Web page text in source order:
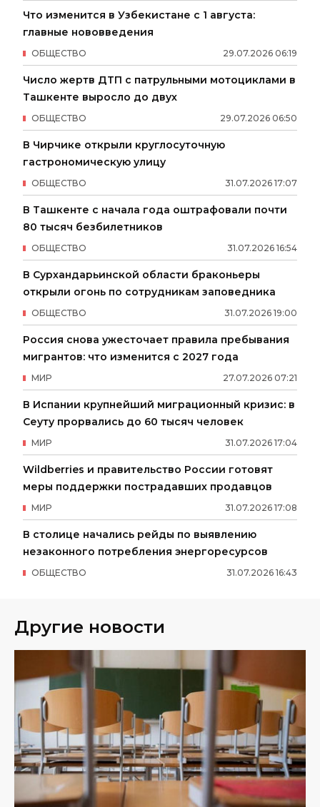
Что изменится в Узбекистане с 1 августа:
главные нововведения
29.07.2026 06:19
ОБЩЕСТВО
Число жертв ДТП с патрульными мотоциклами в
Ташкенте выросло до двух
29.07.2026 06:50
ОБЩЕСТВО
В Чирчике открыли круглосуточную
гастрономическую улицу
31.07.2026 17:07
ОБЩЕСТВО
В Ташкенте с начала года оштрафовали почти
80 тысяч безбилетников
31.07.2026 16:54
ОБЩЕСТВО
В Сурхандарьинской области браконьеры
открыли огонь по сотрудникам заповедника
31.07.2026 19:00
ОБЩЕСТВО
Россия снова ужесточает правила пребывания
мигрантов: что изменится с 2027 года
27.07.2026 07:21
МИР
В Испании крупнейший миграционный кризис: в
Сеуту прорвались до 60 тысяч человек
31.07.2026 17:04
МИР
Wildberries и правительство России готовят
меры поддержки пострадавших продавцов
31.07.2026 17:08
МИР
В столице начались рейды по выявлению
незаконного потребления энергоресурсов
31.07.2026 16:43
ОБЩЕСТВО
Другие новости